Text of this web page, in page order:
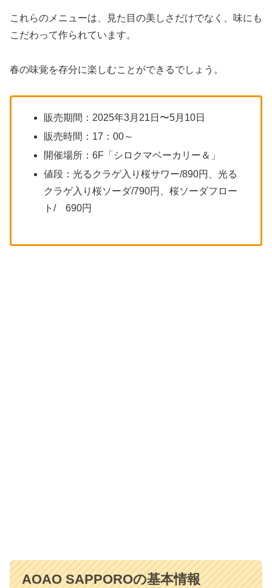
これらのメニューは、見た目の美しさだけでなく、味にも
こだわって作られています。
春の味覚を存分に楽しむことができるでしょう。
販売期間：2025年3月21日〜5月10日
販売時間：17：00～
開催場所：6F「シロクマベーカリー＆」
値段：光るクラゲ入り桜サワー/890円、光る
クラゲ入り桜ソーダ/790円、桜ソーダフロー
ト/ 690円
AOAO SAPPOROの基本情報